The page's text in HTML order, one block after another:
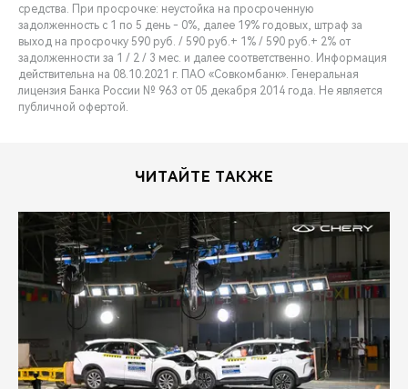
средства. При просрочке: неустойка на просроченную
задолженность с 1 по 5 день - 0%, далее 19% годовых, штраф за
выход на просрочку 590 руб. / 590 руб.+ 1% / 590 руб.+ 2% от
задолженности за 1 / 2 / 3 мес. и далее соответственно. Информация
действительна на 08.10.2021 г. ПАО «Совкомбанк». Генеральная
лицензия Банка России № 963 от 05 декабря 2014 года. Не является
публичной офертой.
ЧИТАЙТЕ ТАКЖЕ